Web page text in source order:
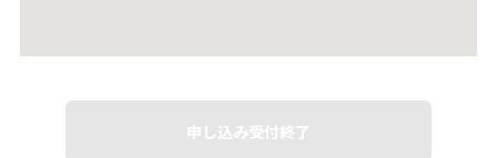
申し込み受付終了